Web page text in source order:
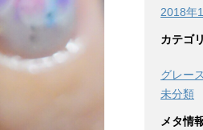
2018年
カテゴ
グレー
未分類
メタ情